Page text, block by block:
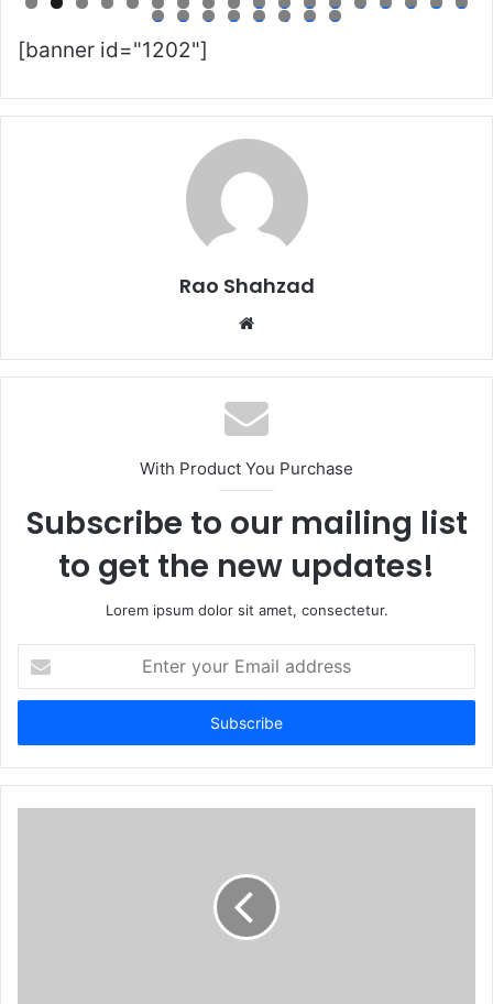
0 1 2 3 4 5 6 7 8
9 0 1 2 3 4 5 6
[banner id="1202"]
Rao Shahzad
Website
With Product You Purchase
Subscribe to our mailing list
to get the new updates!
Lorem ipsum dolor sit amet, consectetur.
your
Email